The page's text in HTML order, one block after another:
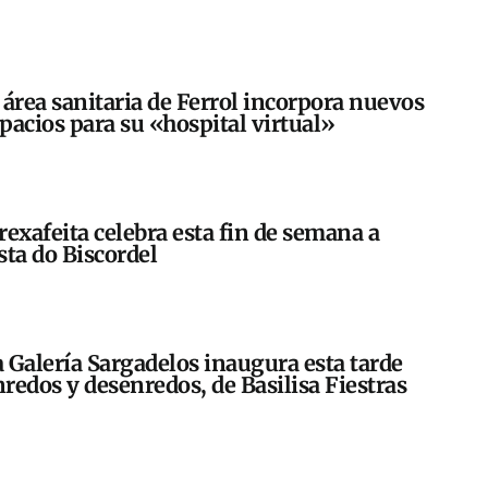
sanitaria de Ferrol incorpora nuevos
para su «hospital virtual»
celebra esta fin de semana a
do Biscordel
Galería Sargadelos inaugura esta tarde
y desenredos, de Basilisa Fiestras